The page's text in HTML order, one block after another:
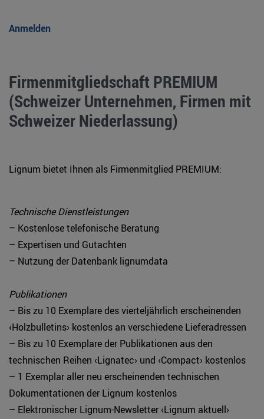
Anmelden
Firmenmitgliedschaft PREMIUM
(Schweizer Unternehmen, Firmen mit
Schweizer Niederlassung)
Lignum bietet Ihnen als Firmenmitglied PREMIUM:
Technische Dienstleistungen
– Kostenlose telefonische Beratung
– Expertisen und Gutachten
– Nutzung der Datenbank lignumdata
Publikationen
– Bis zu 10 Exemplare des vierteljährlich erscheinenden
‹Holzbulletins› kostenlos an verschiedene Lieferadressen
– Bis zu 10 Exemplare der Publikationen aus den
technischen Reihen ‹Lignatec› und ‹Compact› kostenlos
– 1 Exemplar aller neu erscheinenden technischen
Dokumentationen der Lignum kostenlos
– Elektronischer Lignum-Newsletter ‹Lignum aktuell›